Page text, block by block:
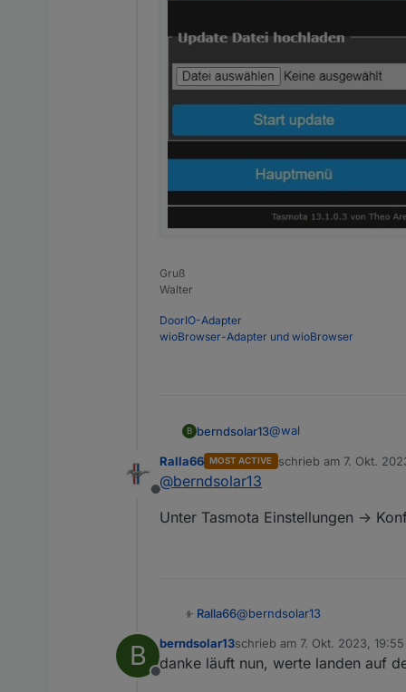
Gruß
Walter
DoorIO-Adapter
wioBrowser-Adapter und wioBrowser
B berndsolar13@wal
kann man vorher die
Offline
Ralla66 MOST ACTIVE schrieb am 7. Okt.
zuletzt editiert von
@berndsolar13
Unter Tasmota Einstellungen ->
Ralla66@berndsolar13
Unter Tasmota Einstellungen
B
Offline
berndsolar13schrieb am 7. Okt. 2023, 19:55
zuletzt editiert von
danke läuft nun, werte landen auf